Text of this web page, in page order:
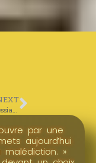
par une
aujourd’hui
»